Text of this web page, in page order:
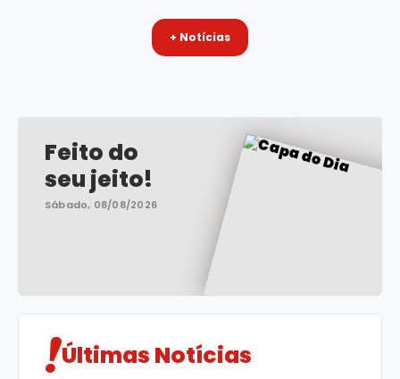
+ Notícias
Feito do
seu jeito!
Sábado, 08/08/2026
Últimas Notícias